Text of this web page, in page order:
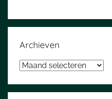
Archieven
Archieven